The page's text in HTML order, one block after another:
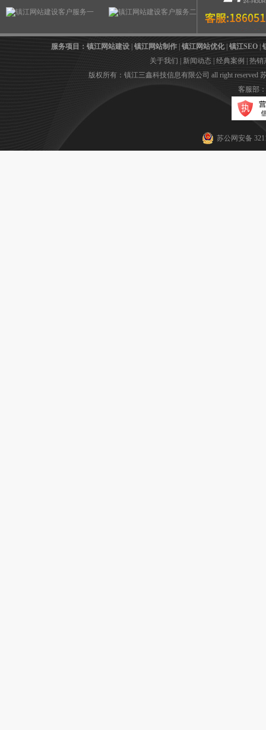
服务项目： 镇江网站建设 镇江网站制作 镇江网站优化| 镇江SEO
关于我们
新闻动态 经典案例
热销
版权所有：镇江三鑫科技信息有限公司 all right reserved
客服部
苏公网安备